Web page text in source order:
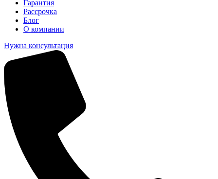
Гарантия
Рассрочка
Блог
О компании
Нужна консультация